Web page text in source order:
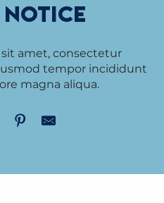
notice
amet, consectetur
tempor incididunt
magna aliqua.